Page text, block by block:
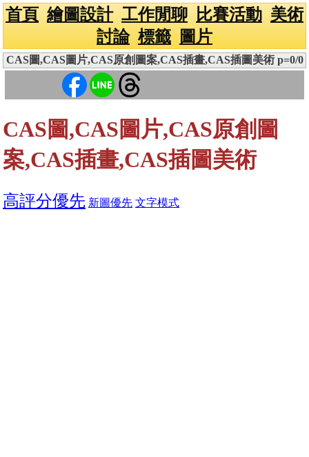
首頁 繪圖設計 工作閒聊 比賽活動 美術
討論 標籤 圖片
CAS圖,CAS圖片,CAS原創圖案,CAS插畫,CAS插圖美術 p=0/0
CAS圖,CAS圖片,CAS原創圖
案,CAS插畫,CAS插圖美術
高評分優先 新圖優先 文字模式